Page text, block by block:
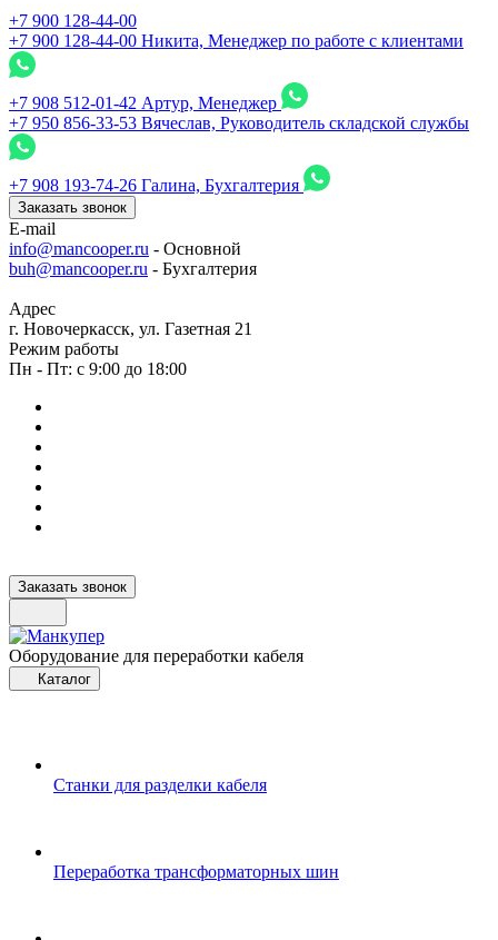
+7 900 128-44-00
+7 900 128-44-00 Никита, Менеджер по работе с клиентами
+7 908 512-01-42 Артур, Менеджер
+7 950 856-33-53 Вячеслав, Руководитель складской службы
+7 908 193-74-26 Галина, Бухгалтерия
Заказать звонок
E-mail
info@mancooper.ru - Основной
buh@mancooper.ru - Бухгалтерия
Адрес
г. Новочеркасск, ул. Газетная 21
Режим работы
Пн - Пт: с 9:00 до 18:00
Заказать звонок
Оборудование для переработки кабеля
Каталог
Станки для разделки кабеля
Переработка трансформаторных шин